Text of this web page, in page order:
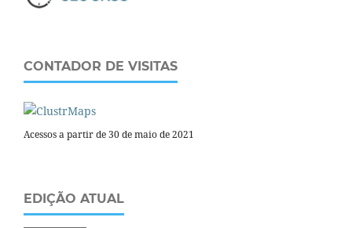
CONTADOR DE VISITAS
Acessos a partir de 30 de maio de 2021
EDIÇÃO ATUAL